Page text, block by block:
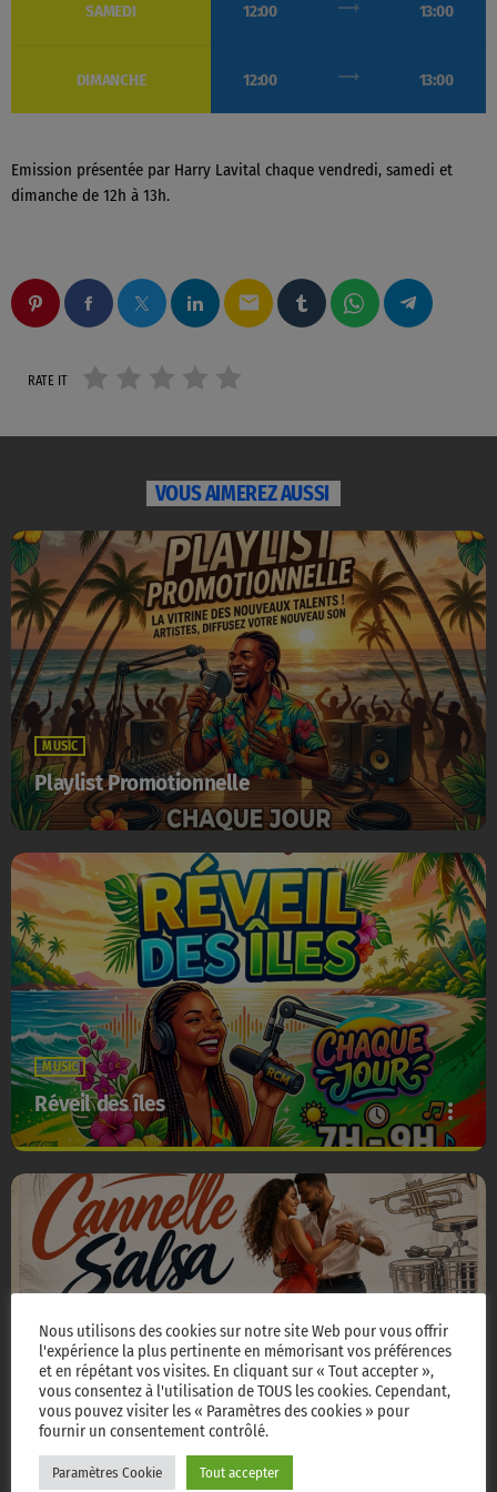
SAMEDI 12:00 trending_flat 13:00
DIMANCHE 12:00 trending_flat 13:00
Emission présentée par Harry Lavital chaque vendredi, samedi et
dimanche de 12h à 13h.
email
RATE IT
VOUS AIMEREZ AUSSI
MUSIC
Playlist Promotionnelle
MUSIC
Réveil des îles more_vert
Réveil des îles
Emission qui vous réveille en douceur, qui vous donne le sourire
close
MUSIC
Cannelle Salsa
Nous utilisons des cookies sur notre site Web pour vous offrir
l'expérience la plus pertinente en mémorisant vos préférences
et en répétant vos visites. En cliquant sur « Tout accepter »,
vous consentez à l'utilisation de TOUS les cookies. Cependant,
vous pouvez visiter les « Paramètres des cookies » pour
fournir un consentement contrôlé.
Paramètres Cookie Tout accepter